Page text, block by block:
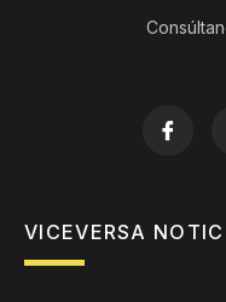
VICEVERSA